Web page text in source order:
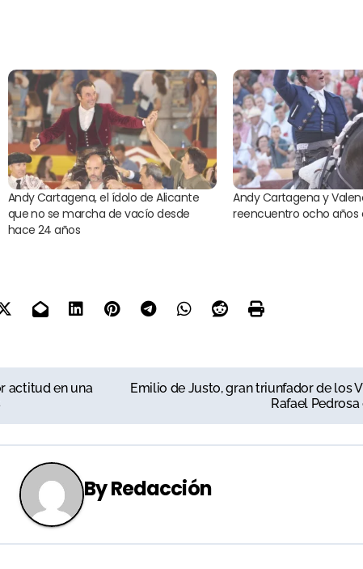
Andy Cartagena, el ídolo de Alicante
que no se marcha de vacío desde
hace 24 años
Andy Cartagena y
reencuentro ocho años
actitud en una
Emilio de Justo, gran triunfador de los
Rafael
ByRedacción